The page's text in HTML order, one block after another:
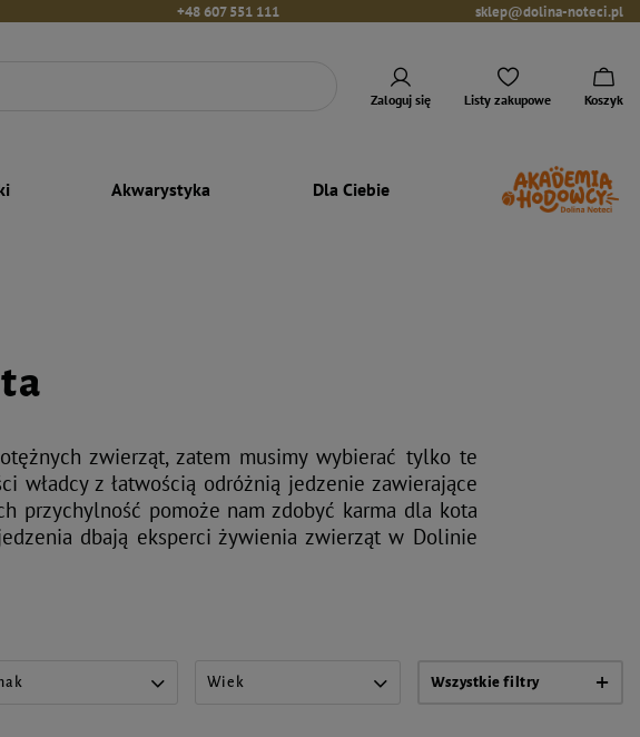
+48 607 551 111 sklep@dolina-noteci.pl
Zaloguj się Listy zakupowe Koszyk
Akwarystyka Dla Ciebie
zwierząt, zatem musimy wybierać tylko te
władcy z łatwością odróżnią jedzenie zawierające
przychylność pomoże nam zdobyć karma dla kota
dbają eksperci żywienia zwierząt w Dolinie
Wiek Wszystkie filtry